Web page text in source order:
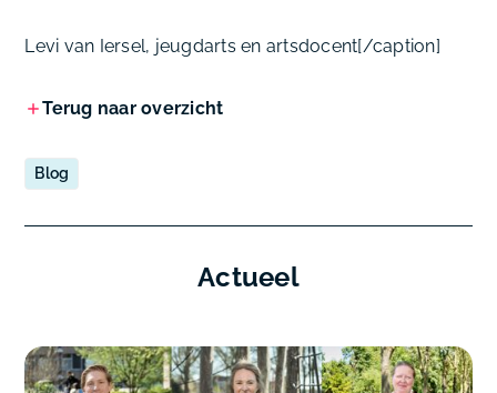
Levi van Iersel, jeugdarts en artsdocent[/caption]
Terug naar overzicht
Blog
Actueel